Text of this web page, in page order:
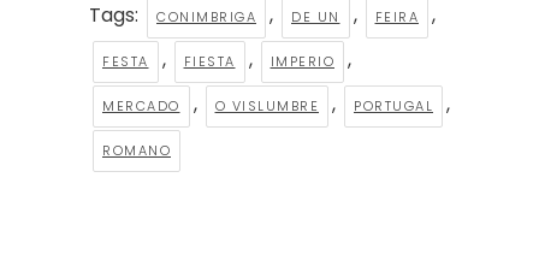
Tags: CONIMBRIGA , DE UN , FEIRA ,
FESTA , FIESTA , IMPERIO ,
MERCADO , O VISLUMBRE , PORTUGAL ,
ROMANO